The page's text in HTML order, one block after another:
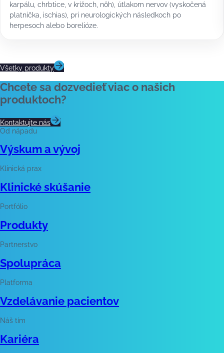
karpálu, chrbtice, v krížoch, nôh), útlakom nervov (vyskočená
platnička, ischias), pri neurologických následkoch po
herpesoch alebo borelióze.
Všetky produkty
Chcete sa dozvedieť viac o našich
produktoch?
Kontaktujte nás
Od nápadu
Výskum a vývoj
Klinická prax
Klinické skúšanie
Portfólio
Produkty
Partnerstvo
Spolupráca
Platforma
Vzdelávanie pacientov
Náš tím
Kariéra